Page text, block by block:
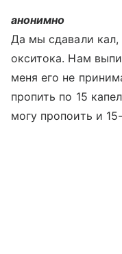
анонимно
Да мы сдавали кал,
окситока. Нам
меня его не
пропить по 15
могу пропоить и